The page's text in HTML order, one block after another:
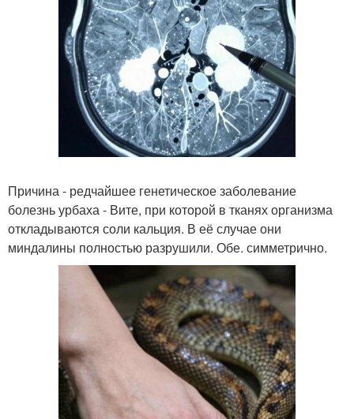
Причина - редчайшее генетическое заболевание
болезнь урбаха - Вите, при которой в тканях организма
откладываются соли кальция. В её случае они
миндалины полностью разрушили. Обе. симметрично.